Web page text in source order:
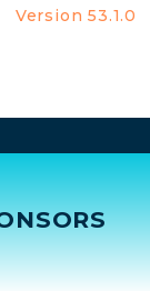
Version 53.1.0